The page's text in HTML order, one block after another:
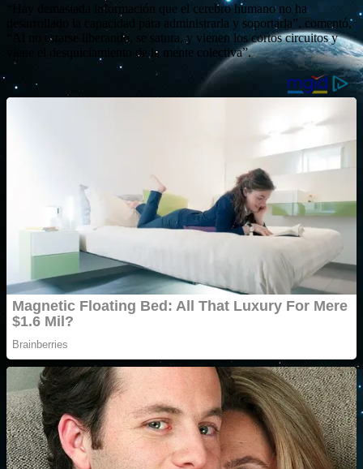
“Hay demasiada información que el cerebro humano no ha
desarrollado la capacidad para administrarla y soportarla”, comentó,
“Al no estarse liberando, se satura, y vienen los cortos circuitos y
viene el desquiciamiento de la mente colectiva”.